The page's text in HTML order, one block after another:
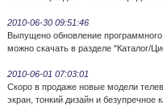
2010-06-30 09:51:46
Выпущено обновление
можно скачать в разделе "Каталог/
2010-06-01 07:03:01
Скоро в продаже новые модели
экран, тонкий дизайн и безупречное